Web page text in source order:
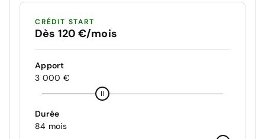
CRÉDIT START
Dès 120 €/mois
Apport
3 000 €
Durée
84 mois